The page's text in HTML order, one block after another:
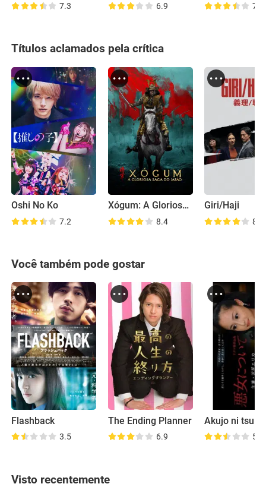
7.3 6.9 7.3
Títulos aclamados pela crítica
Oshi No Ko
7.2
Xógum: A Gloriosa Saga do Japão
8.4
Giri/Haji
8.1
Você também pode gostar
Flashback
3.5
The Ending Planner
6.9
Akujo ni tsuite
5.6
Visto recentemente